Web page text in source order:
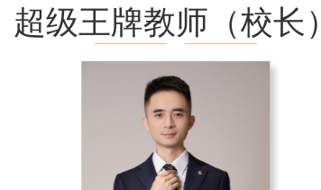
超级王牌教师（校长）